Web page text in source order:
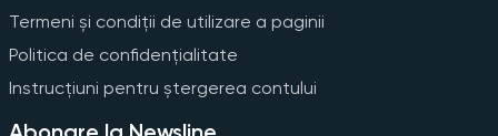
Termeni și condiții de utilizare a paginii
Politica de confidențialitate
Instrucțiuni pentru ștergerea contului